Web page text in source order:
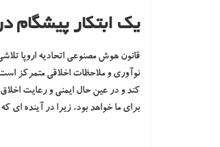
یک ابتکار پیشگام
قانون هوش مصنوعی اتحادیه اروپا
کند و در عین حال ایمنی و رعایت
برای ما خواهد بود، زیرا در آینده